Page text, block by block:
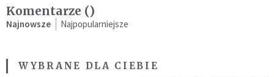
Komentarze ()
Najnowsze Najpopularniejsze
WYBRANE DLA CIEBIE